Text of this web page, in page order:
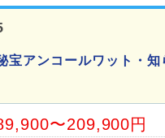
アンコールワット・知
〜209,900円